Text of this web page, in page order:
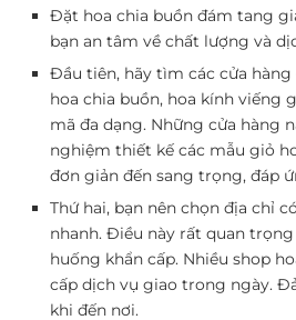
Đặt hoa chia buồn đám tang
bạn an tâm về chất lượng và
Đầu tiên, hãy tìm các cửa
hoa chia buồn, hoa kính viếng
mã đa dạng. Những cửa hàng
nghiệm thiết kế các mẫu giỏ
đơn giản đến sang trọng, đáp
Thứ hai, bạn nên chọn địa chỉ
nhanh. Điều này rất quan
huống khẩn cấp. Nhiều shop
cấp dịch vụ giao trong ngày.
khi đến nơi.